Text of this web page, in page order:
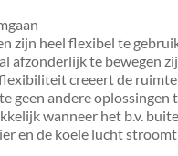
zijn heel flexibel te
afzonderlijk te bewegen
creeert de
geen andere
wanneer het b.v.
en de koele lucht